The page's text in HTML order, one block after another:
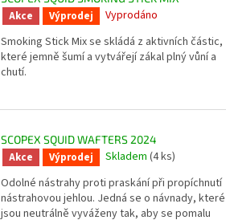
Akce Výprodej
Vyprodáno
Smoking Stick Mix se skládá z aktivních částic,
které jemně šumí a vytvářejí zákal plný vůní a
chutí.
SCOPEX SQUID WAFTERS 2024
Akce Výprodej Skladem (4 ks)
Odolné nástrahy proti praskání při propíchnutí
nástrahovou jehlou. Jedná se o návnady, které
jsou neutrálně vyváženy tak, aby se pomalu